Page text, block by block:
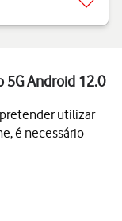
5G Android 12.0
utilizar
é necessário